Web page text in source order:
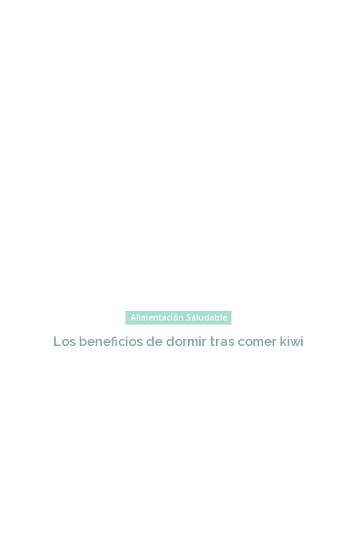
Alimentación Saludable
Los beneficios de dormir tras comer kiwi